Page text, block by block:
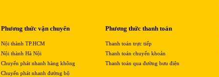
Phương thức vận chuyển
Nội thành TP.HCM
Nội thành Hà Nội
Chuyển phát nhanh hàng không
Chuyển phát nhanh đường bộ
Phương thức thanh toán
Thanh toán trực tiếp
Thanh toán chuyển khoản
Thanh toán qua đường bưu điện